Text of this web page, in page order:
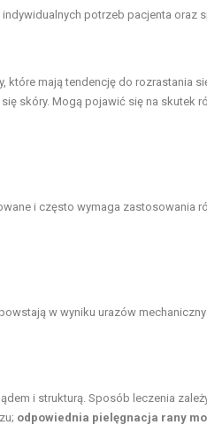
indywidualnych potrzeb pacjenta oraz
które mają tendencję do rozrastania
skóry. Mogą pojawić się na skutek
i często wymaga zastosowania
powstają w wyniku urazów
i strukturą. Sposób leczenia
odpowiednia pielęgnacja rany